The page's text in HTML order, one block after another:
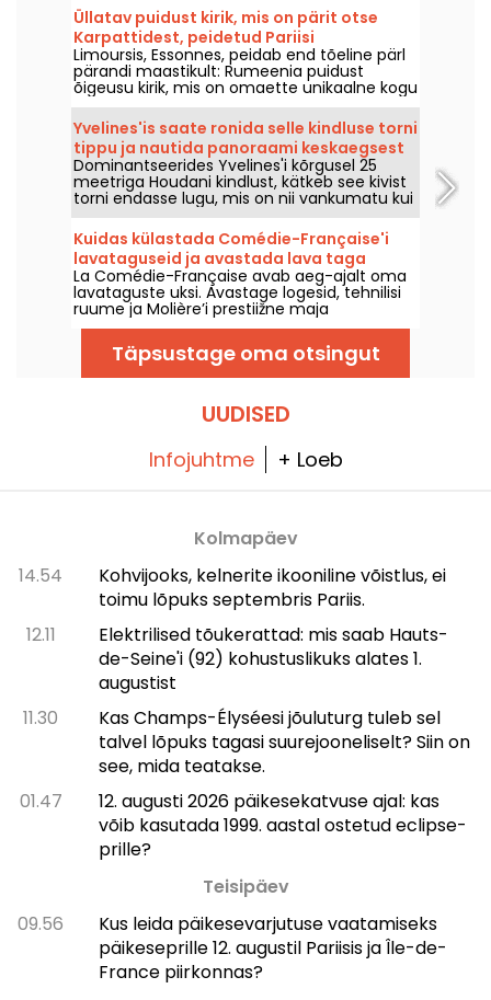
Üllatav puidust kirik, mis on pärit otse
Karpattidest, peidetud Pariisi
lähiümbruse vaiksesse nurka!
Limoursis, Essonnes, peidab end tõeline pärl
pärandi maastikult: Rumeenia puidust
õigeusu kirik, mis on omaette unikaalne kogu
Prantsusmaal ning näib olevat üle Karpateid
sõitnud, et vaikselt Île-de-France'sse ilmus.
Tutvuge selle hämmastava looga!
Yvelines'is saate ronida selle kindluse torni
tippu ja nautida panoraami keskaegsest
linnast.
Dominantseerides Yvelines'i kõrgusel 25
meetriga Houdani kindlust, kätkeb see kivist
torni endasse lugu, mis on nii vankumatu kui
omamoodi erakordne. 12. sajandist pärit see
hiiglaslik kivimajakas on pääsenud
lammutamisest, muutes end töötavaks
veetorniks pea sajandi vältel. See
arhitektuuriline kurioosum pakub täna
erakordset vaadet keskaegsele linnale.
Kuidas külastada Comédie-Française'i
lavataguseid ja avastada lava taga
toimuvat?
La Comédie-Française avab aeg-ajalt oma
lavataguste uksi. Avastage logesid, tehnilisi
ruume ja Molière’i prestiižne maja
traditsioone.
Täpsustage oma otsingut
UUDISED
Infojuhtme + Loeb
Kolmapäev
14.54
Kohvijooks, kelnerite ikooniline võistlus, ei
toimu lõpuks septembris Pariis.
12.11
Elektrilised tõukerattad: mis saab Hauts-
de-Seine'i (92) kohustuslikuks alates 1.
augustist
11.30
Kas Champs-Élysée­si jõuluturg tuleb sel
talvel lõpuks tagasi suurejooneliselt? Siin on
see, mida teatakse.
01.47
12. augusti 2026 päikesekatvuse ajal: kas
võib kasutada 1999. aastal ostetud eclipse-
prille?
Teisipäev
09.56
Kus leida päikesevarjutuse vaatamiseks
päikeseprille 12. augustil Pariisis ja Île-de-
France piirkonnas?